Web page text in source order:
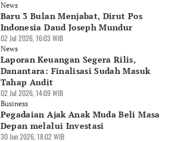
News
Baru 3 Bulan Menjabat, Dirut Pos
Indonesia Daud Joseph Mundur
02 Jul 2026, 16:03 WIB
News
Laporan Keuangan Segera Rilis,
Danantara: Finalisasi Sudah Masuk
Tahap Audit
02 Jul 2026, 14:09 WIB
Business
Pegadaian Ajak Anak Muda Beli Masa
Depan melalui Investasi
30 Jun 2026, 18:02 WIB